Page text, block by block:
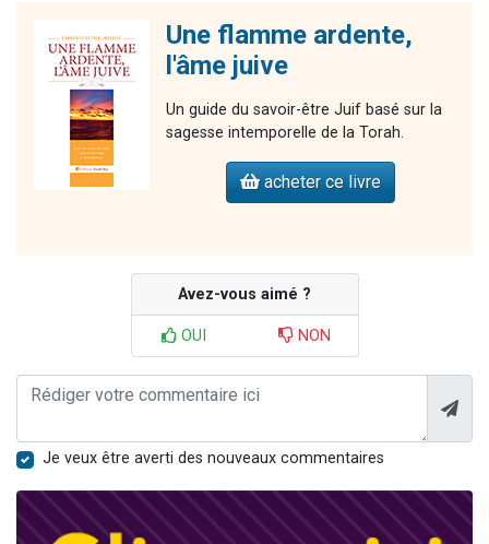
Une flamme ardente,
l'âme juive
Un guide du savoir-être Juif basé sur la
sagesse intemporelle de la Torah.
acheter ce livre
Avez-vous aimé ?
OUI NON
Je veux être averti des nouveaux commentaires